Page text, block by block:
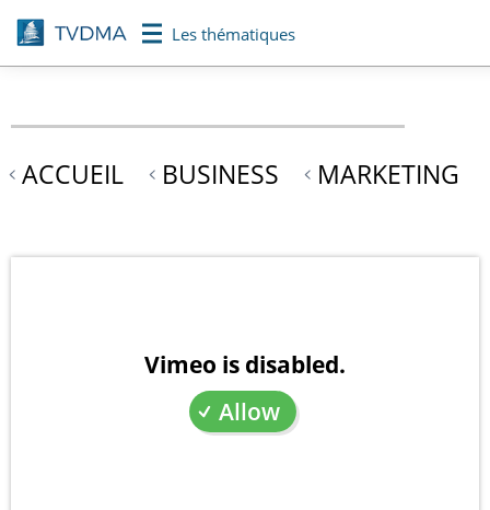
Aller
au
contenu
Les thématiques
ACCUEIL BUSINESS MARKETING
Vimeo is disabled.
Allow